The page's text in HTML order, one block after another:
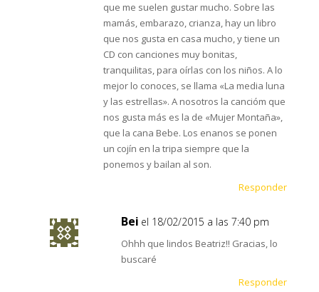
que me suelen gustar mucho. Sobre las
mamás, embarazo, crianza, hay un libro
que nos gusta en casa mucho, y tiene un
CD con canciones muy bonitas,
tranquilitas, para oírlas con los niños. A lo
mejor lo conoces, se llama «La media luna
y las estrellas». A nosotros la cancióm que
nos gusta más es la de «Mujer Montaña»,
que la cana Bebe. Los enanos se ponen
un cojín en la tripa siempre que la
ponemos y bailan al son.
Responder
Bei el 18/02/2015 a las 7:40 pm
Ohhh que lindos Beatriz!! Gracias, lo
buscaré
Responder